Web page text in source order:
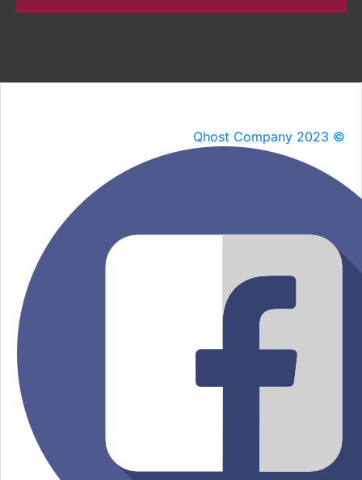
Qhost Company 2023 ©